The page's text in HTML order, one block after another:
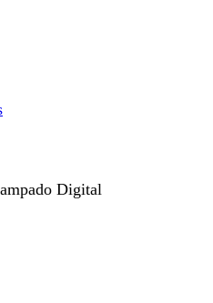
Digital